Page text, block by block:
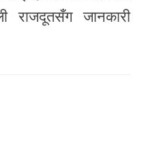
राजदूतसँग जानकारी